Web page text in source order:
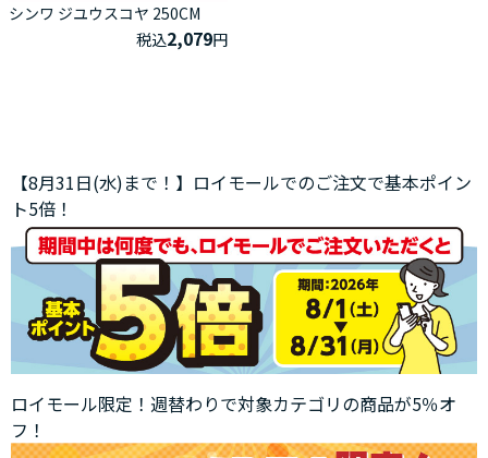
シンワ ジユウスコヤ 250CM
税込2,079円
【8月31日(水)まで！】ロイモールでのご注文で基本ポイン
ト5倍！
ロイモール限定！週替わりで対象カテゴリの商品が5％オ
フ！